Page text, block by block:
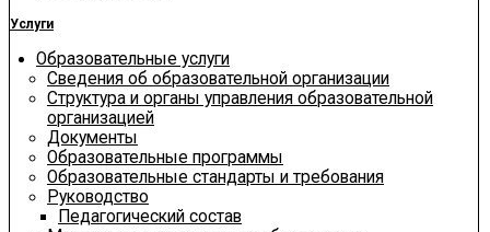
Услуги
Образовательные услуги
Сведения об образовательной организации
Структура и органы управления образовательной
организацией
Документы
Образовательные программы
Образовательные стандарты и требования
Руководство
Педагогический состав